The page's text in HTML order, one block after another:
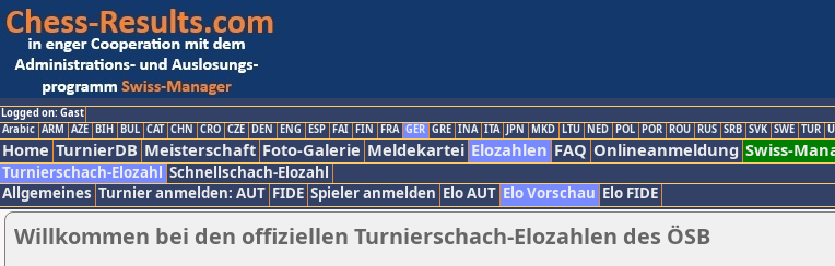
Logged on: Gast
Arabic ARM AZE BIH BUL CAT CHN CRO CZE DEN ENG ESP FAI FIN FRA GER GRE INA ITA JPN MKD LTU NED POL POR ROU RUS SRB SVK SWE TUR
Home TurnierDB Meisterschaft Foto-Galerie Meldekartei Elozahlen FAQ Onlineanmeldung Swiss-
Turnierschach-Elozahl Schnellschach-Elozahl
Allgemeines Turnier anmelden: AUT FIDE Spieler anmelden Elo AUT Elo Vorschau Elo FIDE
Willkommen bei den offiziellen Turnierschach-Elozahlen des ÖSB